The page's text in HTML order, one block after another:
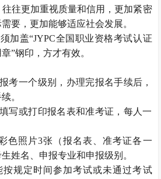
往更加重视质量和信用，更加紧密
要，更加能够适应社会发展。
加盖“JYPC全国职业资格考试认证
”钢印，方才有效。
考一个级别，办理完报名手续后，
。
写或打印报名表和准考证，每人一
色照片3张（报名表、准考证各一
姓名、申报专业和申报级别。
规定时间参加考试或未通过考试